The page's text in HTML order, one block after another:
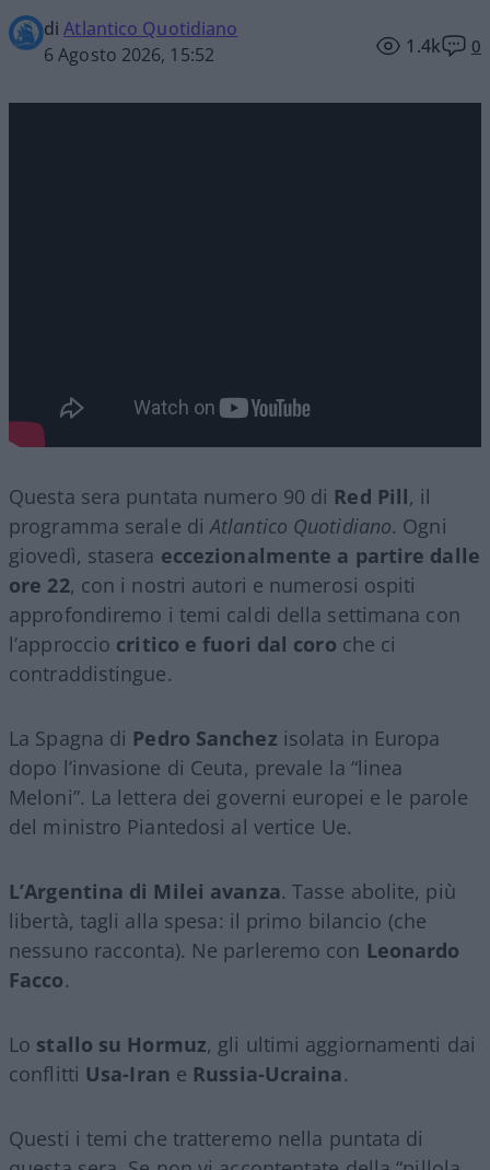
diAtlantico Quotidiano
6 Agosto 2026, 15:52
1.4k 0
Questa sera puntata numero 90 di Red Pill, il
programma serale diAtlantico Quotidiano. Ogni
giovedì, stasera eccezionalmente a partire dalle
ore 22, con i nostri autori e numerosi ospiti
approfondiremo i temi caldi della settimana con
l’approccio critico e fuori dal coro che ci
contraddistingue.
La Spagna di Pedro Sanchez isolata in Europa
dopo l’invasione di Ceuta, prevale la “linea
Meloni”. La lettera dei governi europei e le parole
del ministro Piantedosi al vertice Ue.
L’Argentina di Milei avanza. Tasse abolite, più
libertà, tagli alla spesa: il primo bilancio (che
nessuno racconta). Ne parleremo con Leonardo
Facco.
Lo stallo su Hormuz, gli ultimi aggiornamenti dai
conflitti Usa-Iran e Russia-Ucraina.
Questi i temi che tratteremo nella puntata di